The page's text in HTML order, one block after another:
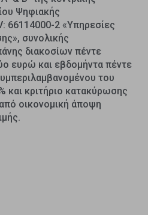
Ψηφιακής
66114000-2 «Υπηρεσίες
συνολικής
διακοσίων πέντε
ευρώ και εβδομήντα πέντε
του
και κριτήριο κατακύρωσης
οικονομική άποψη